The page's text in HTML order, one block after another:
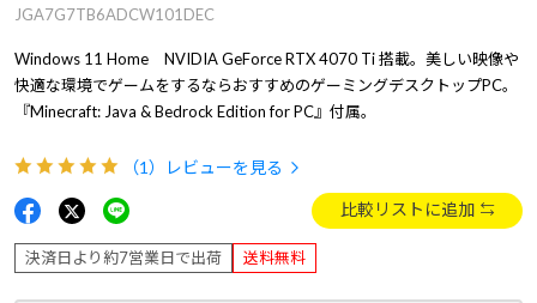
JGA7G7TB6ADCW101DEC
Windows 11 Home NVIDIA GeForce RTX 4070 Ti 搭載。美しい映像や
快適な環境でゲームをするならおすすめのゲーミングデスクトップPC。
『Minecraft: Java & Bedrock Edition for PC』付属。
（1） レビューを見る
比較リストに追加
決済日より約7営業日で出荷 送料無料